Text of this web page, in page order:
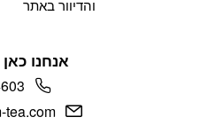
והדיוור באתר
אנחנו
tea.com